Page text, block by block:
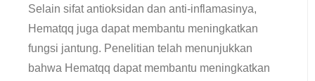
Selain sifat antioksidan dan anti-inflamasinya,
Hematqq juga dapat membantu meningkatkan
fungsi jantung. Penelitian telah menunjukkan
bahwa Hematqq dapat membantu meningkatkan